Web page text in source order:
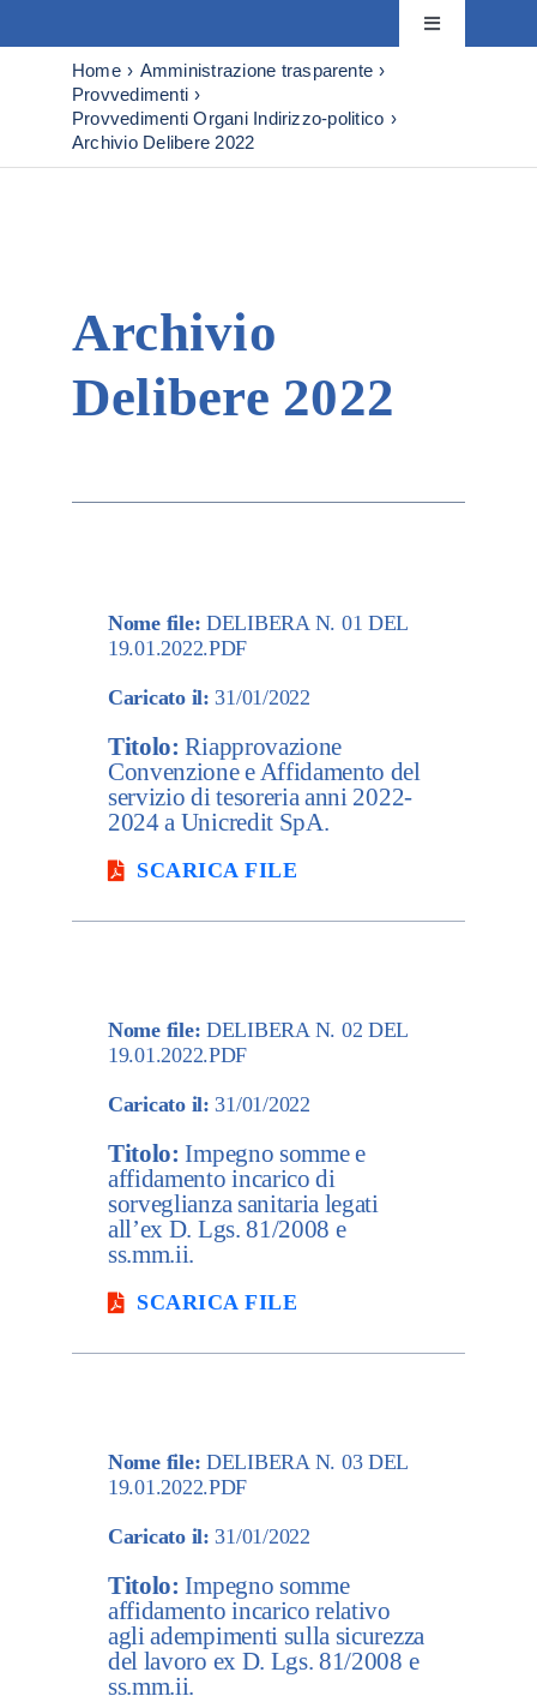
Toggle
Navigation
Attività
Home
Amministrazione trasparente
Provvedimenti
Provvedimenti Organi Indirizzo-politico
Archivio Delibere 2022
Archivio
Delibere 2022
Nome file: DELIBERA N. 01 DEL
19.01.2022.PDF
Caricato il: 31/01/2022
Titolo: Riapprovazione
Convenzione e Affidamento del
servizio di tesoreria anni 2022-
2024 a Unicredit SpA.
SCARICA FILE
Nome file: DELIBERA N. 02 DEL
19.01.2022.PDF
Caricato il: 31/01/2022
Titolo: Impegno somme e
affidamento incarico di
sorveglianza sanitaria legati
all’ex D. Lgs. 81/2008 e
ss.mm.ii.
SCARICA FILE
Nome file: DELIBERA N. 03 DEL
19.01.2022.PDF
Caricato il: 31/01/2022
Titolo: Impegno somme
affidamento incarico relativo
agli adempimenti sulla sicurezza
del lavoro ex D. Lgs. 81/2008 e
ss.mm.ii.